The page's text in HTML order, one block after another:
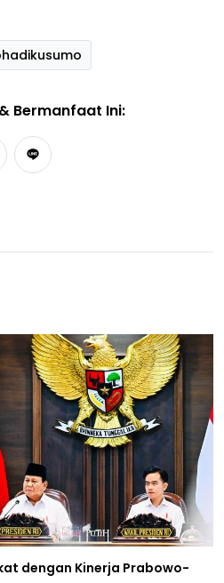
Bermanfaat Ini:
dengan Kinerja Prabowo-